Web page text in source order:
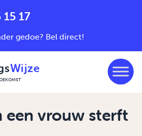
17
gedoe? Bel direct!
Wijze
een vrouw sterft